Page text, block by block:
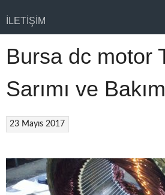
İLETIŞIM
Bursa dc motor
Sarımı ve
23 Mayıs 2017